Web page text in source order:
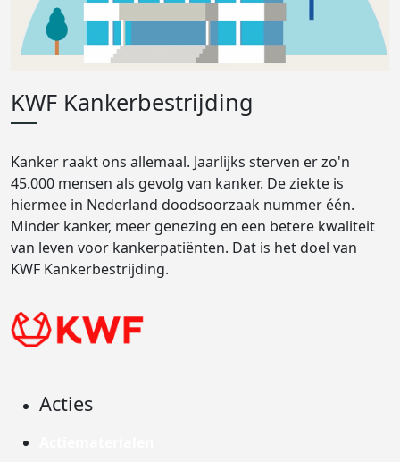
KWF Kankerbestrijding
Kanker raakt ons allemaal. Jaarlijks sterven er zo'n
45.000 mensen als gevolg van kanker. De ziekte is
hiermee in Nederland doodsoorzaak nummer één.
Minder kanker, meer genezing en een betere kwaliteit
van leven voor kankerpatiënten. Dat is het doel van
KWF Kankerbestrijding.
Acties